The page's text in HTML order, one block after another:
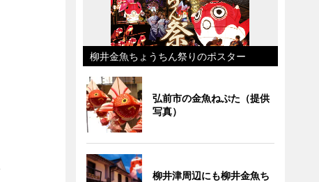
柳井金魚ちょうちん祭りのポスター
弘前市の金魚ねぷた（提供
写真）
柳井津周辺にも柳井金魚ち